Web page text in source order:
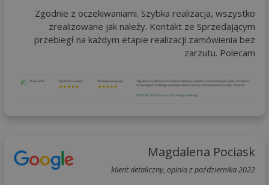
Zgodnie z oczekiwaniami. Szybka realizacja, wszystko
zrealizowane jak należy. Kontakt ze Sprzedającym
przebiegł na każdym etapie realizacji zamówienia bez
zarzutu. Polecam
Magdalena Pociask
klient detaliczny, opinia z października 2022